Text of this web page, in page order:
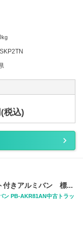
kg
(税込)
付きアルミバン 標...
ン PB-AKR81AN中古トラッ